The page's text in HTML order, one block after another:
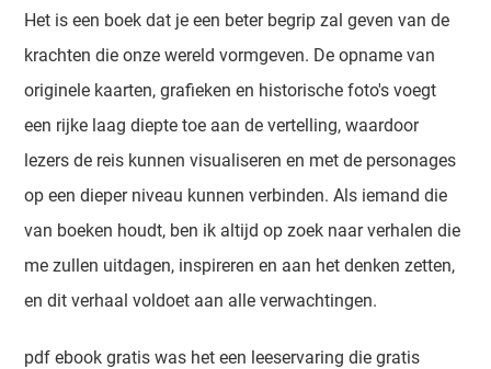
Het is een boek dat je een beter begrip zal geven van de
krachten die onze wereld vormgeven. De opname van
originele kaarten, grafieken en historische foto's voegt
een rijke laag diepte toe aan de vertelling, waardoor
lezers de reis kunnen visualiseren en met de personages
op een dieper niveau kunnen verbinden. Als iemand die
van boeken houdt, ben ik altijd op zoek naar verhalen die
me zullen uitdagen, inspireren en aan het denken zetten,
en dit verhaal voldoet aan alle verwachtingen.
pdf ebook gratis was het een leeservaring die gratis